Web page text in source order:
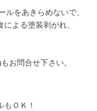
ルをあきらめないで、
よる塗装剥がれ、
)もお問合せ下さい。
ＯＫ！